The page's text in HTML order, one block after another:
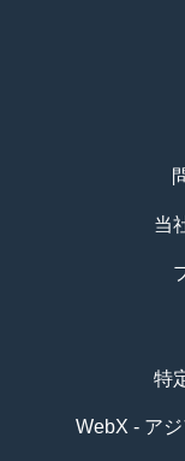
当
特
WebX - ア